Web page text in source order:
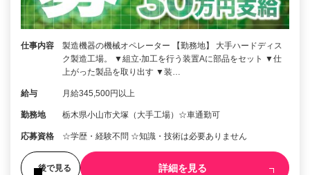
仕事内容
製造機器の機械オペレーター 【勤務地】 大手ハードディス
ク製造工場。 ▼組立‧加工を行う装置Aに部品をセット ▼仕
上がった製品を取り出す ▼装…
給与 月給345,500円以上
勤務地 栃木県小山市犬塚（大手工場）☆車通勤可
応募資格 ☆学歴・経験不問 ☆知識・技術は必要ありません
後で見る 詳細を見る